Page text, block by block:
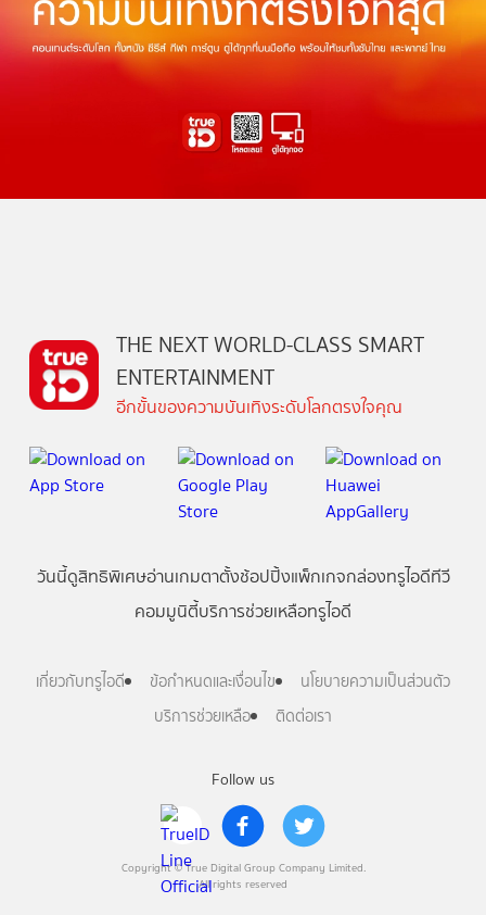
Follow us
Copyright © True Digital Group Company Limited.
All rights reserved
THE NEXT WORLD-CLASS SMART
ENTERTAINMENT
อีกขั้นของความบันเทิงระดับโลกตรงใจคุณ
วันนี้ดูสิทธิพิเศษอ่านเกมตาตั้งช้อปปิ้งแพ็กเกจกล่องทรูไอดีทีวี
คอมมูนิตี้บริการช่วยเหลือทรูไอดี
เกี่ยวกับทรูไอดี ข้อกำหนดและเงื่อนไข
นโยบายความเป็นส่วนตัว
บริการช่วยเหลือ
ติดต่อเรา